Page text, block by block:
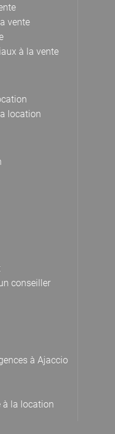
vente
à la vente
location
conseiller
à Ajaccio
à la location